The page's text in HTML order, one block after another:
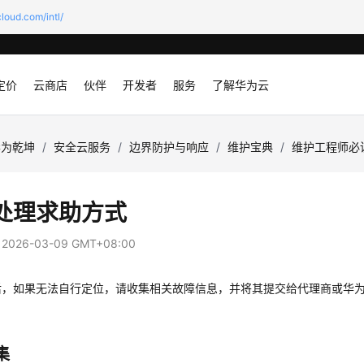
intl/
价 云商店 伙伴 开发者 服务 了解华为云
乾坤 / 安全云服务 / 边界防护与响应 / 维护宝典 / 维护工程师必
理求助方式
2026-03-09 GMT+08:00
如果无法自行定位，请收集相关故障信息，并将其提交给代理商或华